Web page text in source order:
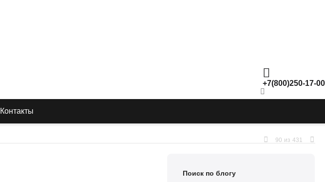
+7(800)250-17-00
Контакты
90 из 431
Поиск по блогу